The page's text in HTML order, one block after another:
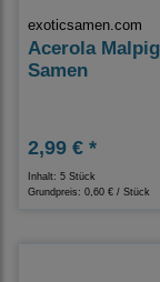
exoticsamen.com
Acerola
Samen
2,99 € *
Inhalt: 5 Stück
Grundpreis: 0,60 € / Stück